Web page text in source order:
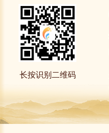
长按识别二维码